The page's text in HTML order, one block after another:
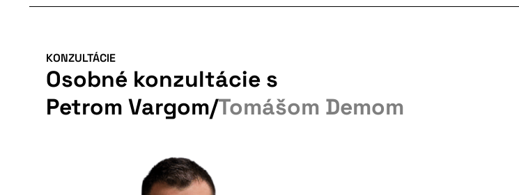
KONZULTÁCIE
Osobné konzultácie s
Petrom Vargom/Tomášom Demom